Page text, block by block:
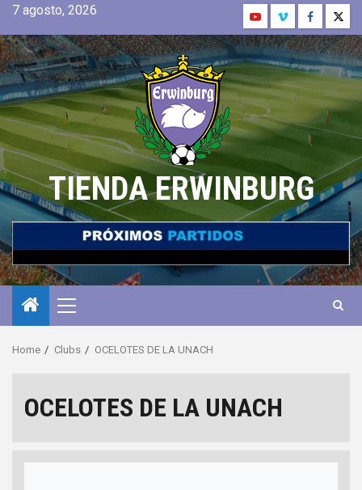
7 agosto, 2026
TIENDA ERWINBURG
Home Clubs OCELOTES DE LA UNACH
OCELOTES DE LA UNACH